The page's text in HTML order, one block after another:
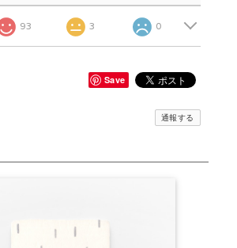
93 3 0
Save
通報する